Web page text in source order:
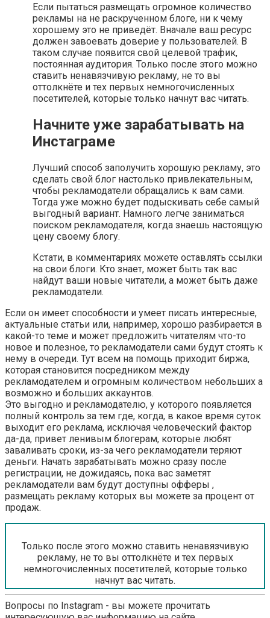
Если пытаться размещать огромное количество
рекламы на не раскрученном блоге, ни к чему
хорошему это не приведёт. Вначале ваш ресурс
должен завоевать доверие у пользователей. В
таком случае появится свой целевой трафик,
постоянная аудитория. Только после этого можно
ставить ненавязчивую рекламу, не то вы
оттолкнёте и тех первых немногочисленных
посетителей, которые только начнут вас читать.
Начните уже зарабатывать на
Инстаграме
Лучший способ заполучить хорошую рекламу, это
сделать свой блог настолько привлекательным,
чтобы рекламодатели обращались к вам сами.
Тогда уже можно будет подыскивать себе самый
выгодный вариант. Намного легче заниматься
поиском рекламодателя, когда знаешь настоящую
цену своему блогу.
Кстати, в комментариях можете оставлять ссылки
на свои блоги. Кто знает, может быть так вас
найдут ваши новые читатели, а может быть даже
рекламодатели.
Если он имеет способности и умеет писать интересные,
актуальные статьи или, например, хорошо разбирается в
какой-то теме и может предложить читателям что-то
новое и полезное, то рекламодатели сами будут стоять к
нему в очереди. Тут всем на помощь приходит биржа,
которая становится посредником между
рекламодателем и огромным количеством небольших а
возможно и больших аккаунтов.
Это выгодно и рекламодателю, у которого появляется
полный контроль за тем где, когда, в какое время суток
выходит его реклама, исключая человеческий фактор
да-да, привет ленивым блогерам, которые любят
заваливать сроки, из-за чего рекламодатели теряют
деньги. Начать зарабатывать можно сразу после
регистрации, не дожидаясь, пока вас заметят
рекламодатели вам будут доступны офферы ,
размещать рекламу которых вы можете за процент от
продаж.
Только после этого можно ставить ненавязчивую
рекламу, не то вы оттолкнёте и тех первых
немногочисленных посетителей, которые только
начнут вас читать.
Вопросы по Instagram - вы можете прочитать